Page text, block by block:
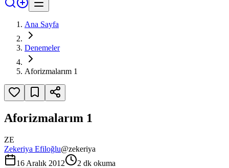
Ana Sayfa
Denemeler
Aforizmalarım 1
Aforizmalarım 1
ZE
Zekeriya Efiloğlu@zekeriya
16 Aralık 2012
2 dk okuma